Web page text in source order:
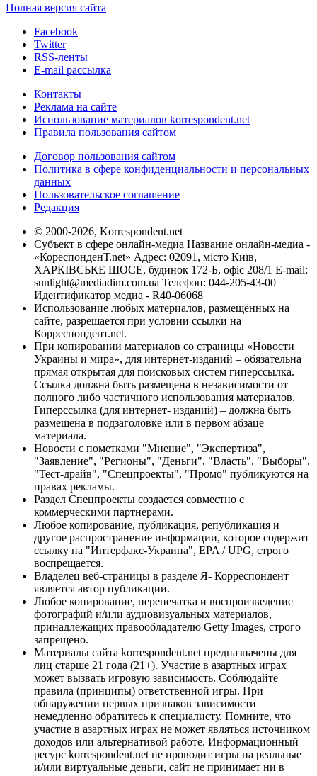
Полная версия сайта
Facebook
Twitter
RSS-ленты
E-mail рассылка
Контакты
Реклама на сайте
Использование материалов korrespondent.net
Правила пользования сайтом
Договор пользования сайтом
Политика в сфере конфиденциальности и персональных
данных
Пользовательское соглашение
Редакция
© 2000-2026, Korrespondent.net
Субъект в сфере онлайн-медиа Название онлайн-медиа -
«КореспонденТ.net» Адрес: 02091, місто Київ,
ХАРКІВСЬКЕ ШОСЕ, будинок 172-Б, офіс 208/1 E-mail:
sunlight@mediadim.com.ua Телефон: 044-205-43-00
Идентификатор медиа - R40-06068
Использование любых материалов, размещённых на
сайте, разрешается при условии ссылки на
Корреспондент.net.
При копировании материалов со страницы «Новости
Украины и мира», для интернет-изданий – обязательна
прямая открытая для поисковых систем гиперссылка.
Ссылка должна быть размещена в независимости от
полного либо частичного использования материалов.
Гиперссылка (для интернет- изданий) – должна быть
размещена в подзаголовке или в первом абзаце
материала.
Новости с пометками "Мнение", "Экспертиза",
"Заявление", "Регионы", "Деньги", "Власть", "Выборы",
"Тест-драйв", "Спецпроекты", "Промо" публикуются на
правах рекламы.
Раздел Спецпроекты создается совместно с
коммерческими партнерами.
Любое копирование, публикация, републикация и
другое распространение информации, которое содержит
ссылку на "Интерфакс-Украина", EPA / UPG, строго
воспрещается.
Владелец веб-страницы в разделе Я- Корреспондент
является автор публикации.
Любое копирование, перепечатка и воспроизведение
фотографий и/или аудиовизуальных материалов,
принадлежащих правообладателю Getty Images, строго
запрещено.
Материалы сайта korrespondent.net предназначены для
лиц старше 21 года (21+). Участие в азартных играх
может вызвать игровую зависимость. Соблюдайте
правила (принципы) ответственной игры. При
обнаружении первых признаков зависимости
немедленно обратитесь к специалисту. Помните, что
участие в азартных играх не может являться источником
доходов или альтернативой работе. Информационный
ресурс korrespondent.net не проводит игры на реальные
и/или виртуальные деньги, сайт не принимает ни в